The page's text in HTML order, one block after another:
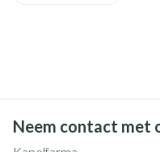
Neem contact met